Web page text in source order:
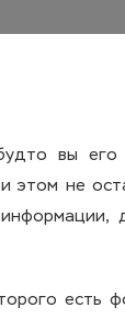
вы
не
есть